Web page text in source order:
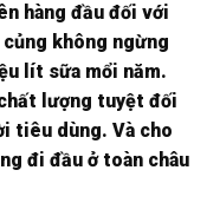
hàng đầu đối với
không ngừng
lít sữa mổi năm.
lượng tuyệt đối
tiêu dùng. Và cho
đi đầu ở toàn châu